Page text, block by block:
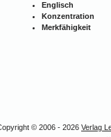
Englisch
Konzentration
Merkfähigkeit
© 2006 - 2026 Verlag